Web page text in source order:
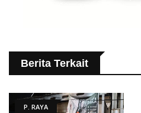
Berita Terkait
P. RAYA